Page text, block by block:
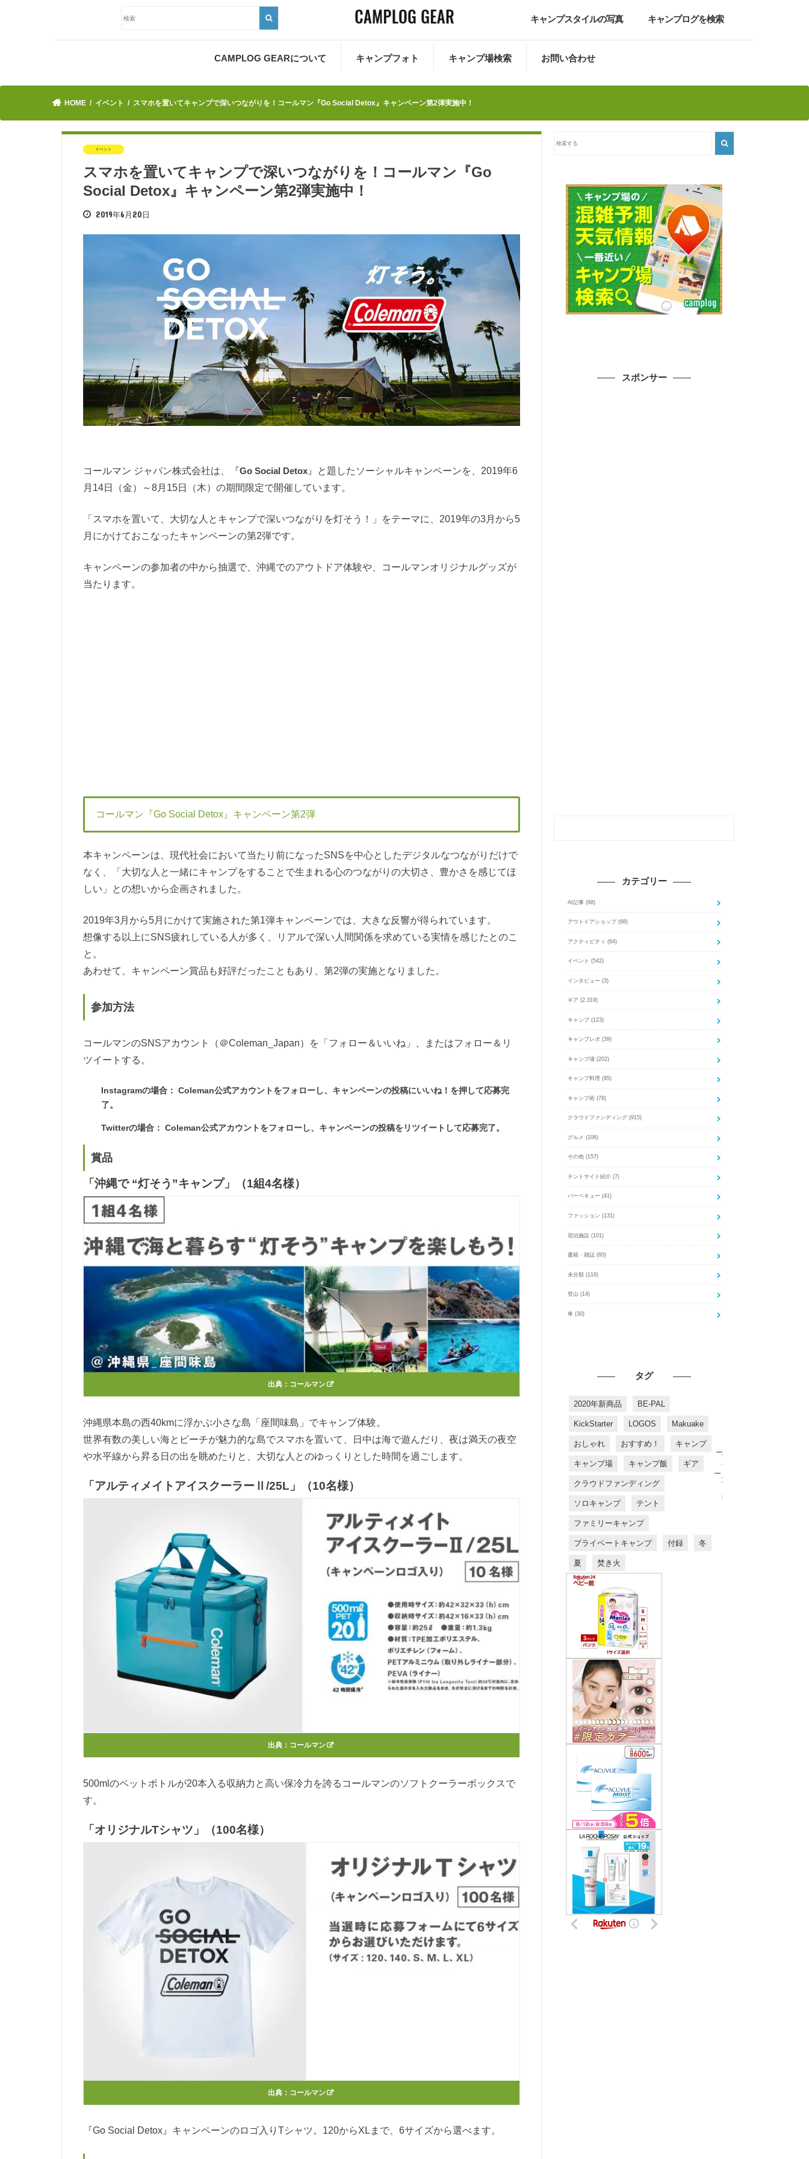
キャンプスタイルの写真 キャンプログを検索
CAMPLOG GEARについて キャンプフォト キャンプ場検索 お問い合わせ
HOME イベント スマホを置いてキャンプで深いつながりを！コールマン『Go Social Detox』キャンペーン第2弾実施中！
イベント
スマホを置いてキャンプで深いつながりを！コールマン『Go
Social Detox』キャンペーン第2弾実施中！
2019年6月20日
コールマン ジャパン株式会社は、『Go Social Detox』と題したソーシャルキャンペーンを、2019年6
月14日（金）～8月15日（木）の期間限定で開催しています。
「スマホを置いて、大切な人とキャンプで深いつながりを灯そう！」をテーマに、2019年の3月から5
月にかけておこなったキャンペーンの第2弾です。
キャンペーンの参加者の中から抽選で、沖縄でのアウトドア体験や、コールマンオリジナルグッズが
当たります。
コールマン『Go Social Detox』キャンペーン第2弾
本キャンペーンは、現代社会において当たり前になったSNSを中心としたデジタルなつながりだけで
なく、「大切な人と一緒にキャンプをすることで生まれる心のつながりの大切さ、豊かさを感じてほ
しい」との想いから企画されました。
2019年3月から5月にかけて実施された第1弾キャンペーンでは、大きな反響が得られています。
想像する以上にSNS疲れしている人が多く、リアルで深い人間関係を求めている実情を感じたとのこ
と。
あわせて、キャンペーン賞品も好評だったこともあり、第2弾の実施となりました。
参加方法
コールマンのSNSアカウント（＠Coleman_Japan）を「フォロー＆いいね」、またはフォロー＆リ
ツイートする。
Instagramの場合： Coleman公式アカウントをフォローし、キャンペーンの投稿にいいね！を押して応募完
了。
Twitterの場合： Coleman公式アカウントをフォローし、キャンペーンの投稿をリツイートして応募完了。
賞品
「沖縄で “灯そう”キャンプ」（1組4名様）
出典： コールマン
沖縄県本島の西40kmに浮かぶ小さな島「座間味島」でキャンプ体験。
世界有数の美しい海とビーチが魅力的な島でスマホを置いて、日中は海で遊んだり、夜は満天の夜空
や水平線から昇る日の出を眺めたりと、大切な人とのゆっくりとした時間を過ごします。
「アルティメイトアイスクーラーⅡ/25L」（10名様）
出典： コールマン
500mlのペットボトルが20本入る収納力と高い保冷力を誇るコールマンのソフトクーラーボックスで
す。
「オリジナルTシャツ」（100名様）
出典： コールマン
『Go Social Detox』キャンペーンのロゴ入りTシャツ。120からXLまで、6サイズから選べます。
スポンサー
カテゴリー
AI記事 (88)
アウトドアショップ (68)
アクティビティ (64)
イベント (542)
インタビュー (3)
ギア (2,319)
キャンプ (123)
キャンプレポ (39)
キャンプ場 (202)
キャンプ料理 (95)
キャンプ術 (78)
クラウドファンディング (915)
グルメ (106)
その他 (157)
テントサイト紹介 (7)
バーベキュー (41)
ファッション (131)
宿泊施設 (101)
書籍・雑誌 (60)
未分類 (116)
登山 (14)
車 (30)
タグ
2020年新商品 BE-PAL
KickStarter LOGOS Makuake
おしゃれ おすすめ！ キャンプ
キャンプ場 キャンプ飯 ギア
クラウドファンディング
ソロキャンプ テント
ファミリーキャンプ
プライベートキャンプ 付録 冬
夏 焚き火
す
す
め
商
品